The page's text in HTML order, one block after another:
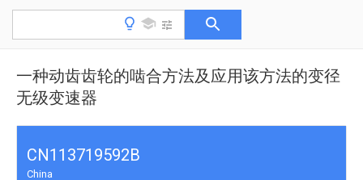
一种动齿齿轮的啮合方法及应用该方法的变径
无级变速器
CN113719592B
China